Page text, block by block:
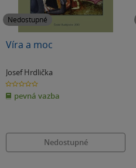
Nedostupné
Víra a moc
Josef Hrdlička
0.0
z
5
hvězdiček
pevná vazba
Nedostupné